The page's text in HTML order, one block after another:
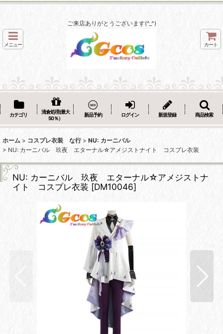
ご来店ありがとうございます(^_^)
メニュー カート
カテゴリ
清倉処理(最大
50％）
新品予約 ログイン 新規登録 商品検索
ホーム > コスプレ衣装 な行 > NU: カーニバル
> NU: カーニバル 玖夜 エターナル☆アメジストナイト コスプレ衣装
NU: カーニバル 玖夜 エターナル☆アメジストナ
イト コスプレ衣装 [DM10046]